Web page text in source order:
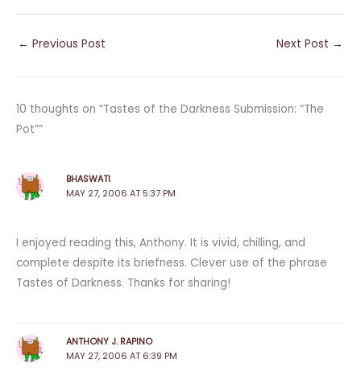
← Previous Post Next Post →
10 thoughts on “Tastes of the Darkness Submission: “The
Pot””
BHASWATI
MAY 27, 2006 AT 5:37 PM
I enjoyed reading this, Anthony. It is vivid, chilling, and
complete despite its briefness. Clever use of the phrase
Tastes of Darkness. Thanks for sharing!
ANTHONY J. RAPINO
MAY 27, 2006 AT 6:39 PM